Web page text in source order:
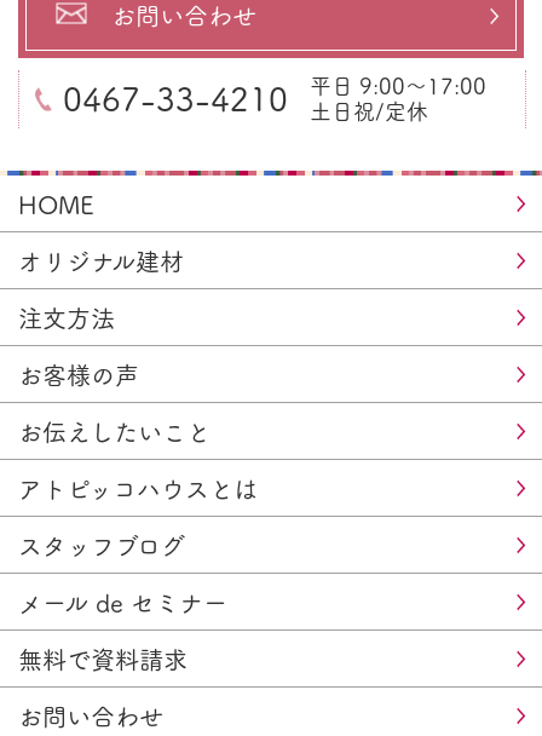
お問い合わせ
0467-33-4210
平日 9:00～17:00
土日祝/定休
HOME
オリジナル建材
注文方法
お客様の声
お伝えしたいこと
アトピッコハウスとは
スタッフブログ
メール de セミナー
無料で資料請求
お問い合わせ